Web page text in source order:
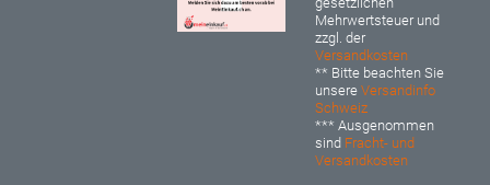
Mehrwertsteuer und
zzgl. der
Versandkosten
** Bitte beachten Sie
unsereVersandinfo
Schweiz
*** Ausgenommen
sind Fracht- und
Versandkosten